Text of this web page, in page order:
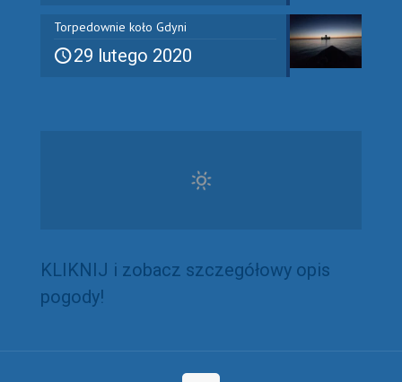
Torpedownie koło Gdyni
29 lutego 2020
KLIKNIJ i zobacz szczegółowy opis
pogody!